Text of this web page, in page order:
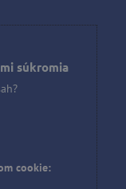
súkromia
cookie: